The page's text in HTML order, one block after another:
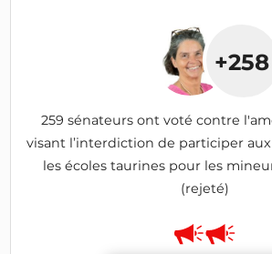
+258
259 sénateurs ont voté contre
visant l’interdiction de participer
les écoles taurines pour les
(rejeté)